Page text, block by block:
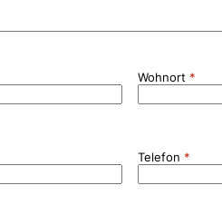
Wohnort
Telefon